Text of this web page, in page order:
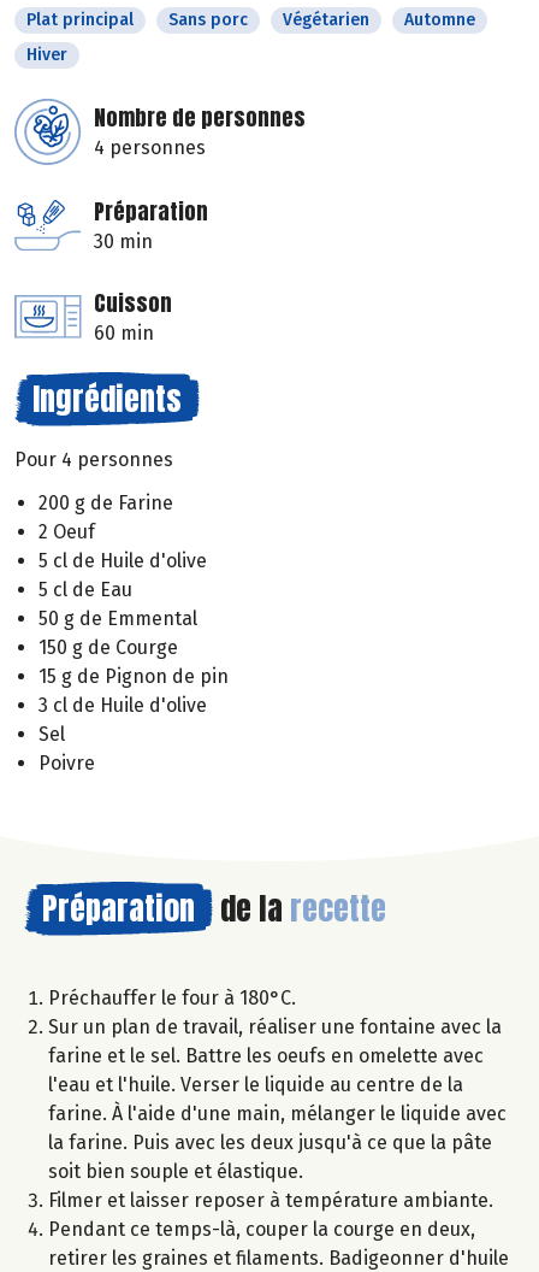
Plat principal Sans porc Végétarien
Automne
Hiver
Nombre de personnes
4 personnes
Préparation
30 min
Cuisson
60 min
Ingrédients
Pour 4 personnes
200 g de Farine
2 Oeuf
5 cl de Huile d'olive
5 cl de Eau
50 g de Emmental
150 g de Courge
15 g de Pignon de pin
3 cl de Huile d'olive
Sel
Poivre
Préparation de la recette
Préchauffer le four à 180°C.
Sur un plan de travail, réaliser une fontaine avec la
farine et le sel. Battre les oeufs en omelette avec
l'eau et l'huile. Verser le liquide au centre de la
farine. À l'aide d'une main, mélanger le liquide avec
la farine. Puis avec les deux jusqu'à ce que la pâte
soit bien souple et élastique.
Filmer et laisser reposer à température ambiante.
Pendant ce temps-là, couper la courge en deux,
retirer les graines et filaments. Badigeonner d'huile